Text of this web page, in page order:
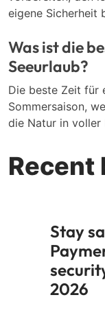
eigene Sicherheit
Was ist die
Seeurlaub?
Die beste Zeit für
Sommersaison,
die Natur in voller
Recent
Stay
2026